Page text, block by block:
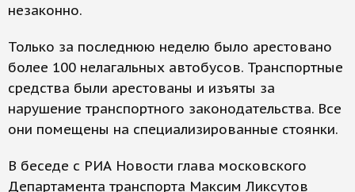
незаконно.
Только за последнюю неделю было арестовано
более 100 нелагальных автобусов. Транспортные
средства были арестованы и изъяты за
нарушение транспортного законодательства. Все
они помещены на специализированные стоянки.
В беседе с РИА Новости глава московского
Департамента транспорта Максим Ликсутов